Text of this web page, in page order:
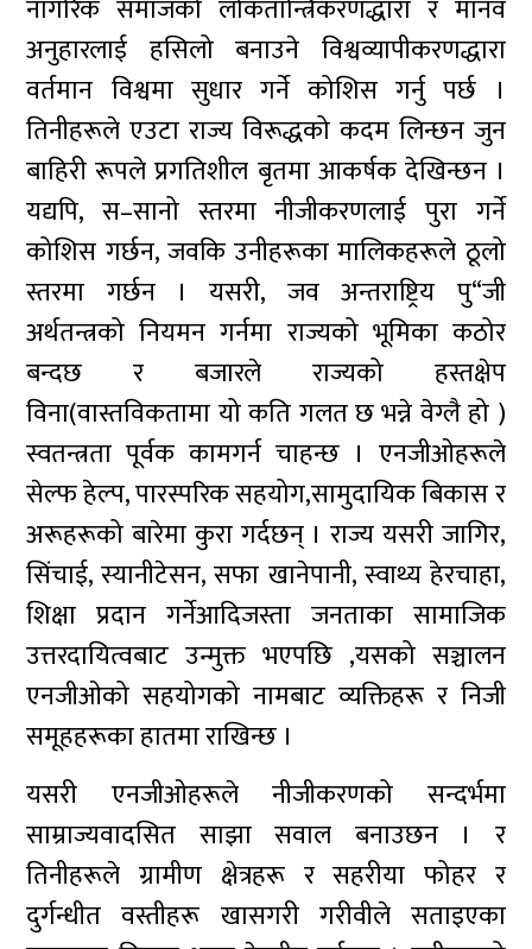
नागरिक समाजको लोकतान्त्रिकरणद्धारा र मानव
अनुहारलाई हसिलो बनाउने विश्वव्यापीकरणद्धारा
वर्तमान विश्वमा सुधार गर्ने कोशिस गर्नु पर्छ ।
तिनीहरूले एउटा राज्य विरूद्धको कदम लिन्छन जुन
बाहिरी रूपले प्रगतिशील बृतमा आकर्षक देखिन्छन ।
यद्यपि, स–सानो स्तरमा नीजीकरणलाई पुरा गर्ने
कोशिस गर्छन, जवकि उनीहरूका मालिकहरूले ठूलो
स्तरमा गर्छन । यसरी, जव अन्तराष्ट्रिय पु“जी
अर्थतन्त्रको नियमन गर्नमा राज्यको भूमिका कठोर
बन्दछ र बजारले राज्यको हस्तक्षेप
विना(वास्तविकतामा यो कति गलत छ भन्ने वेग्लै हो )
स्वतन्त्रता पूर्वक कामगर्न चाहन्छ । एनजीओहरूले
सेल्फ हेल्प, पारस्परिक सहयोग,सामुदायिक बिकास र
अरूहरूको बारेमा कुरा गर्दछन् । राज्य यसरी जागिर,
सिंचाई, स्यानीटेसन, सफा खानेपानी, स्वाथ्य हेरचाहा,
शिक्षा प्रदान गर्नेआदिजस्ता जनताका सामाजिक
उत्तरदायित्वबाट उन्मुक्त भएपछि ,यसको सञ्चालन
एनजीओको सहयोगको नामबाट व्यक्तिहरू र निजी
समूहहरूका हातमा राखिन्छ ।
यसरी एनजीओहरूले नीजीकरणको सन्दर्भमा
साम्राज्यवादसित साझा सवाल बनाउछन । र
तिनीहरूले ग्रामीण क्षेत्रहरू र सहरीया फोहर र
दुर्गन्धीत वस्तीहरू खासगरी गरीवीले सताइएका